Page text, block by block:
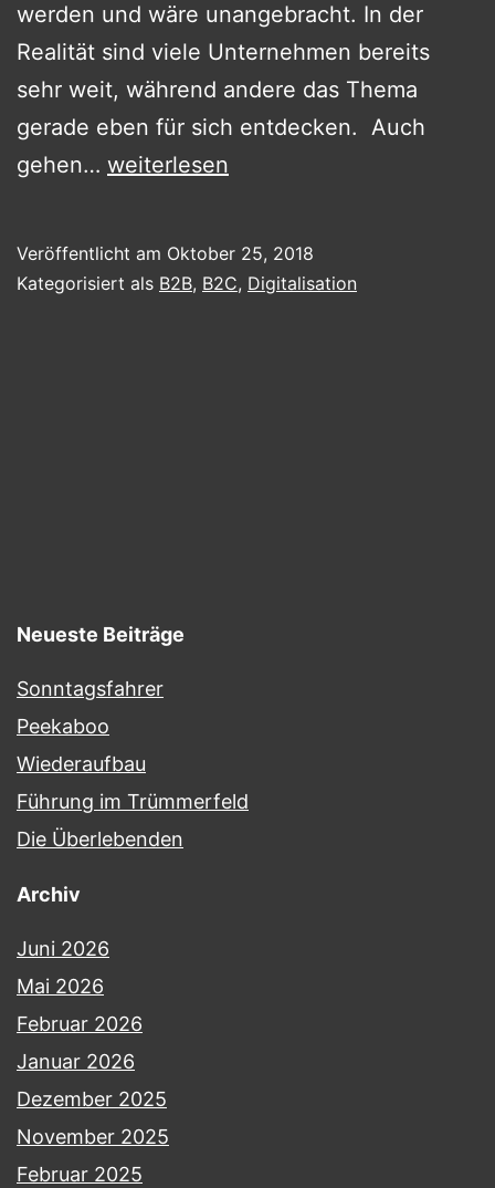
werden und wäre unangebracht. In der
Realität sind viele Unternehmen bereits
sehr weit, während andere das Thema
gerade eben für sich entdecken. Auch
gehen… DIGITALISIERUNG
WIRKLICH
weiterlesen
Veröffentlicht am Oktober 25, 2018
Kategorisiert als B2B, B2C, Digitalisation
Neueste Beiträge
Sonntagsfahrer
Peekaboo
Wiederaufbau
Führung im Trümmerfeld
Die Überlebenden
Archiv
Juni 2026
Mai 2026
Februar 2026
Januar 2026
Dezember 2025
November 2025
Februar 2025